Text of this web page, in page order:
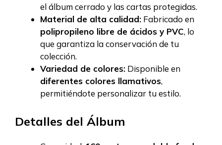
el álbum cerrado y las cartas protegidas.
Material de alta calidad: Fabricado en
polipropileno libre de ácidos y PVC, lo
que garantiza la conservación de tu
colección.
Variedad de colores: Disponible en
diferentes colores llamativos,
permitiéndote personalizar tu estilo.
Detalles del Álbum